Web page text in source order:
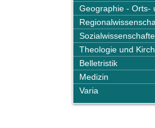
Geographie - Orts-
Theologie und
Belletristik
Medizin
Varia